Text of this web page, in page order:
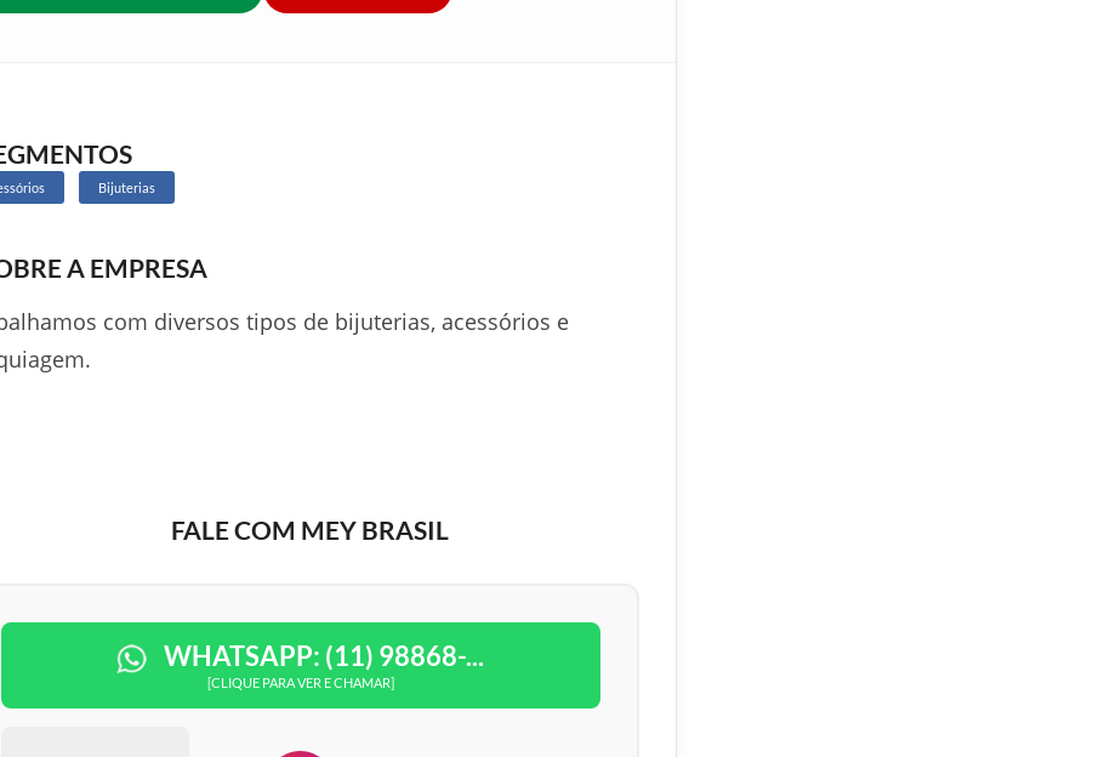
Bijuterias
A EMPRESA
com diversos tipos de bijuterias, acessórios e
FALE COM MEY BRASIL
WHATSAPP: (11) 98868-...
[CLIQUE PARA VER E CHAMAR]